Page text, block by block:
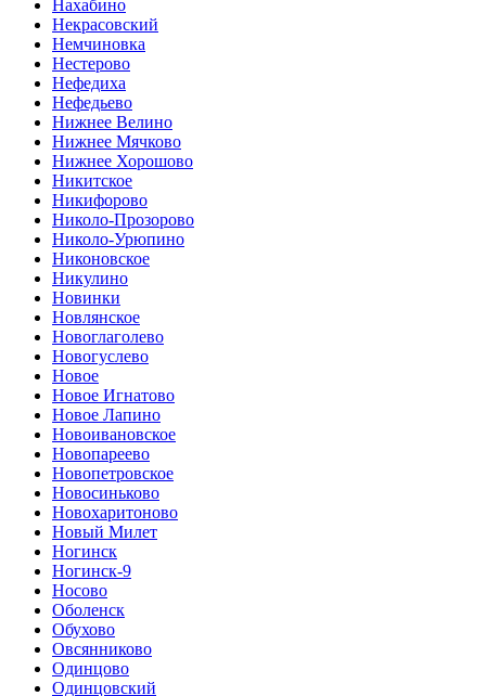
Нахабино
Некрасовский
Немчиновка
Нестерово
Нефедиха
Нефедьево
Нижнее Велино
Нижнее Мячково
Нижнее Хорошово
Никитское
Никифорово
Николо-Прозорово
Николо-Урюпино
Никоновское
Никулино
Новинки
Новлянское
Новоглаголево
Новогуслево
Новое
Новое Игнатово
Новое Лапино
Новоивановское
Новопареево
Новопетровское
Новосиньково
Новохаритоново
Новый Милет
Ногинск
Ногинск-9
Носово
Оболенск
Обухово
Овсянниково
Одинцово
Одинцовский